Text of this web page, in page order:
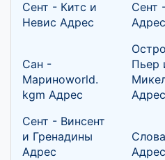
Сент - Китс и
Невис Адрес
Сент
Адрес
Сан -
Мариноworld.
kgm Адрес
Пьер
Адрес
Сент - Винсент
и Гренадины
Адрес
Адрес